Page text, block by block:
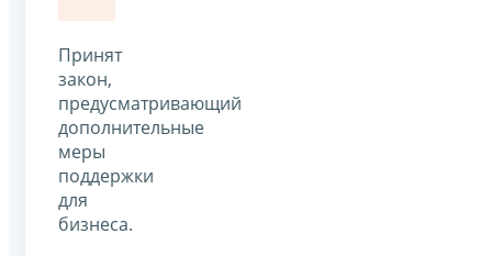
Принят
закон,
предусматривающий
дополнительные
меры
поддержки
для
бизнеса.